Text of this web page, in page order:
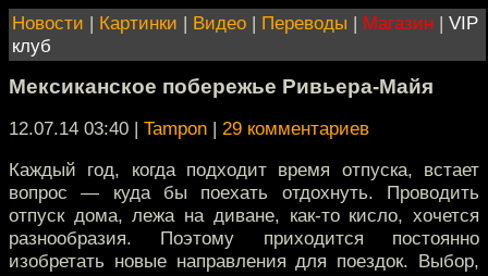
Новости | Картинки | Видео | Переводы | Магазин | VIP
клуб
Мексиканское побережье Ривьера-Майя
12.07.14 03:40 | Tampon | 29 комментариев
Каждый год, когда подходит время отпуска, встает
вопрос — куда бы поехать отдохнуть. Проводить
отпуск дома, лежа на диване, как-то кисло, хочется
разнообразия. Поэтому приходится постоянно
изобретать новые направления для поездок. Выбор,